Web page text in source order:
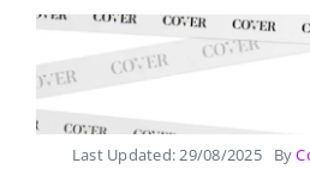
Last Updated: 29/08/2025 By